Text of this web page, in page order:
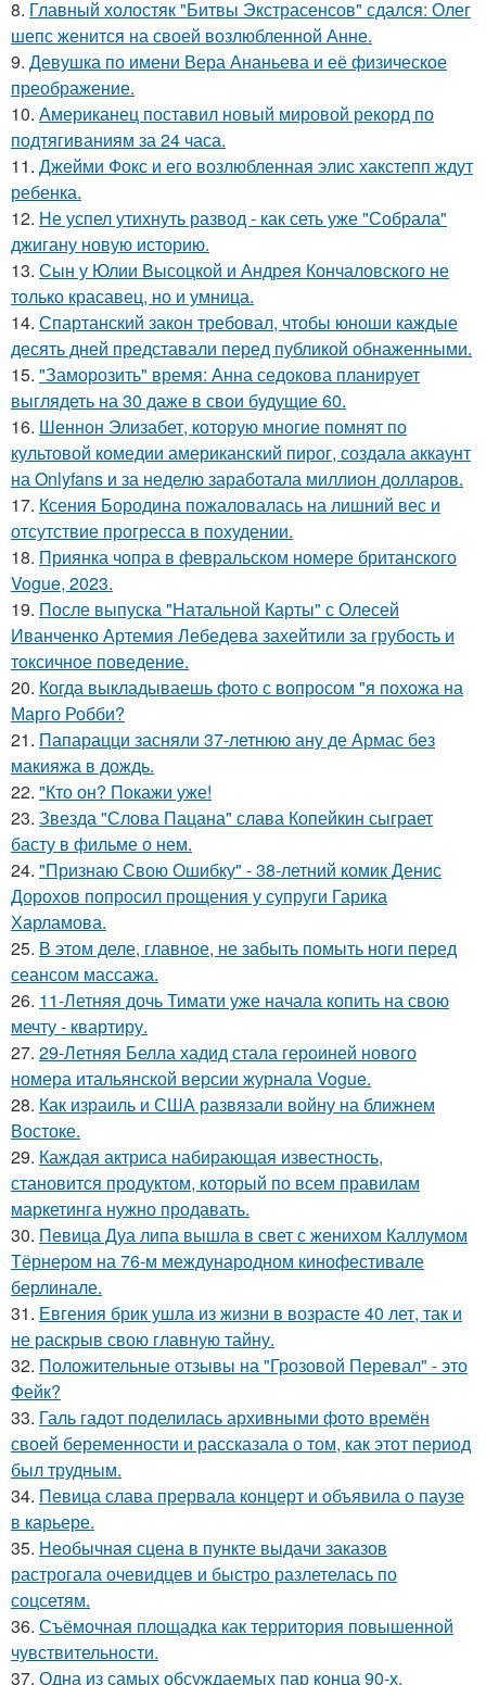
8. Главный холостяк "Битвы Экстрасенсов" сдался: Олег
шепс женится на своей возлюбленной Анне.
9. Девушка по имени Вера Ананьева и её физическое
преображение.
10. Американец поставил новый мировой рекорд по
подтягиваниям за 24 часа.
11. Джейми Фокс и его возлюбленная элис хакстепп ждут
ребенка.
12. Не успел утихнуть развод - как сеть уже "Собрала"
джигану новую историю.
13. Сын у Юлии Высоцкой и Андрея Кончаловского не
только красавец, но и умница.
14. Спартанский закон требовал, чтобы юноши каждые
десять дней представали перед публикой обнаженными.
15. "Заморозить" время: Анна седокова планирует
выглядеть на 30 даже в свои будущие 60.
16. Шеннон Элизабет, которую многие помнят по
культовой комедии американский пирог, создала аккаунт
на Onlyfans и за неделю заработала миллион долларов.
17. Ксения Бородина пожаловалась на лишний вес и
отсутствие прогресса в похудении.
18. Приянка чопра в февральском номере британского
Vogue, 2023.
19. После выпуска "Натальной Карты" с Олесей
Иванченко Артемия Лебедева захейтили за грубость и
токсичное поведение.
20. Когда выкладываешь фото с вопросом "я похожа на
Марго Робби?
21. Папарацци засняли 37-летнюю ану де Армас без
макияжа в дождь.
22. "Кто он? Покажи уже!
23. Звезда "Слова Пацана" слава Копейкин сыграет
басту в фильме о нем.
24. "Признаю Свою Ошибку" - 38-летний комик Денис
Дорохов попросил прощения у супруги Гарика
Харламова.
25. В этом деле, главное, не забыть помыть ноги перед
сеансом массажа.
26. 11-Летняя дочь Тимати уже начала копить на свою
мечту - квартиру.
27. 29-Летняя Белла хадид стала героиней нового
номера итальянской версии журнала Vogue.
28. Как израиль и США развязали войну на ближнем
Востоке.
29. Каждая актриса набирающая известность,
становится продуктом, который по всем правилам
маркетинга нужно продавать.
30. Певица Дуа липа вышла в свет с женихом Каллумом
Тёрнером на 76-м международном кинофестивале
берлинале.
31. Евгения брик ушла из жизни в возрасте 40 лет, так и
не раскрыв свою главную тайну.
32. Положительные отзывы на "Грозовой Перевал" - это
Фейк?
33. Галь гадот поделилась архивными фото времён
своей беременности и рассказала о том, как этот период
был трудным.
34. Певица слава прервала концерт и объявила о паузе
в карьере.
35. Необычная сцена в пункте выдачи заказов
растрогала очевидцев и быстро разлетелась по
соцсетям.
36. Съёмочная площадка как территория повышенной
чувствительности.
37. Одна из самых обсуждаемых пар конца 90-х.